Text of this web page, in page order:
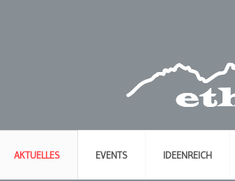
AKTUELLES EVENTS IDEENREICH